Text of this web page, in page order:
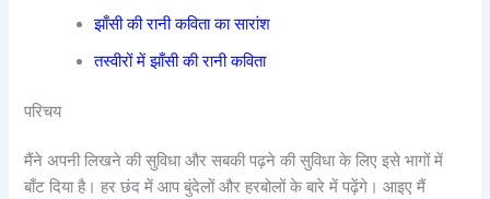
झाँसी की रानी कविता का सारांश
तस्वीरों में झाँसी की रानी कविता
परिचय
मैंने अपनी लिखने की सुविधा और सबकी पढ़ने की सुविधा के लिए इसे भागों में
बाँट दिया है। हर छंद में आप बुंदेलों और हरबोलों के बारे में पढ़ेंगे। आइए मैं